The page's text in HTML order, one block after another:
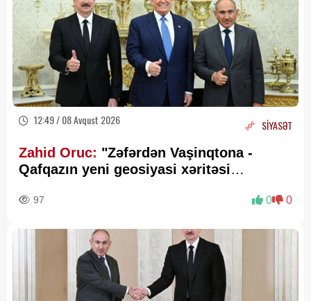
12:49 / 08 Avqust 2026 SİYASƏT
Zahid Oruc: "Zəfərdən Vaşinqtona -
Qafqazın yeni geosiyasi xəritəsi
97 0 0